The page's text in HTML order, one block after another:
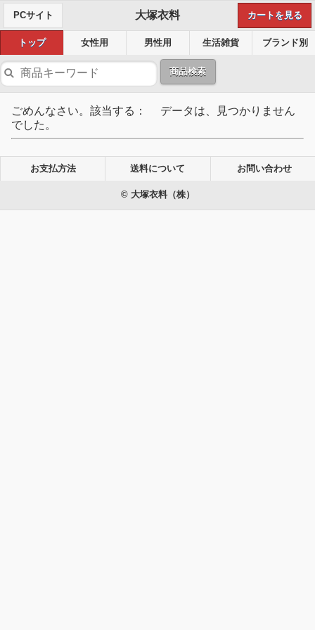
PCサイト 大塚衣料 カートを見る
トップ 女性用 男性用 生活雑貨 ブランド別
商品検索
ごめんなさい。該当する： データは、見つかりません
でした。
お支払方法 送料について お問い合わせ
© 大塚衣料（株）